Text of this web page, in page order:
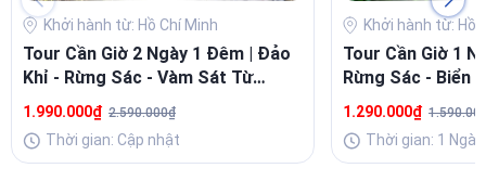
Khởi hành từ: Hồ Chí Minh
Tour Cần Giờ 2 Ngày 1 Đêm | Đảo
Khỉ - Rừng Sác - Vàm Sát Từ
TP.HCM
1.990.000₫ 2.590.000₫
Thời gian: Cập nhật
Khởi hành từ: Hồ
Tour Cần Giờ 1
Rừng Sác - Biển
Sản Giá Rẻ
1.290.000₫
Thời gian: 1 Ngày